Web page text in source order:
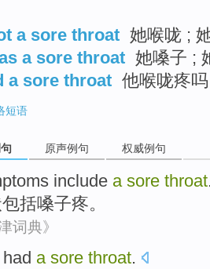
a sore throat 她喉咙 ;
a sore throat 她嗓子 ;
a sore throat 他喉咙疼吗
短语
原声例句 权威例句
include a sore throat
包括嗓子疼。
词典》
had a sore throat.